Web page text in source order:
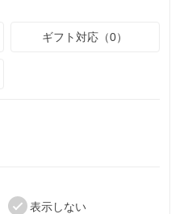
ギフト対応（0）
表示しない